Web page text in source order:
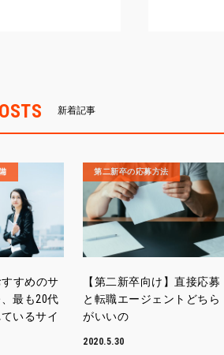
新着記事
すすめのサ
最も20代
いるサイ
【第二新卒向け】直接応募
と転職エージェントどちら
がいいの
2020.5.30
第二新卒の応募方法